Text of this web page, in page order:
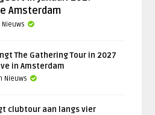
Amsterdam
The Gathering Tour in 2027
in Amsterdam
Nieuws
clubtour aan langs vier